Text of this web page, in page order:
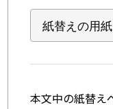
本文中の紙替え